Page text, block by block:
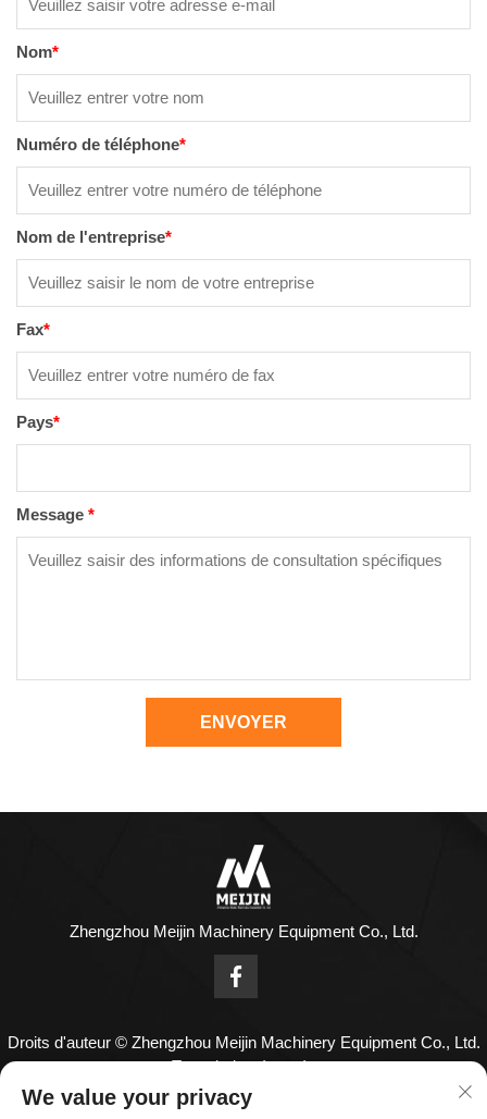
Nom*
Numéro de téléphone*
Nom de l'entreprise*
Fax*
Pays*
Message *
ENVOYER
Zhengzhou Meijin Machinery Equipment Co., Ltd.
Droits d'auteur © Zhengzhou Meijin Machinery Equipment Co., Ltd.
Tous droits réservés
Nous contacter
We value your privacy